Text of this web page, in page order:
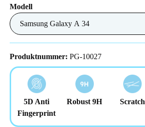
Modellauswählen
Produktnummer: PG-10027
5D Anti
Fingerprint
Robust 9H Scratch